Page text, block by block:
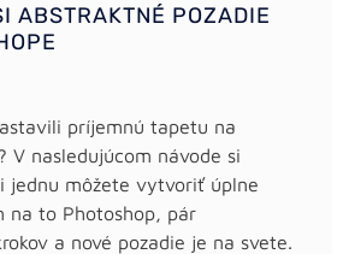
ABSTRAKTNÉ POZADIE
príjemnú tapetu na
V nasledujúcom návode si
jednu môžete vytvoriť úplne
na to Photoshop, pár
a nové pozadie je na svete.